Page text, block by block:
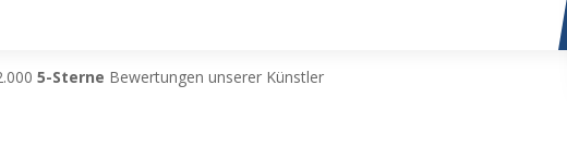
5-Sterne Bewertungen unserer Künstler